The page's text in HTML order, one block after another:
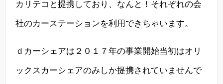
カリテコと提携しており、なんと！それぞれの会
社のカーステーションを利用できちゃいます。
ｄカーシェアは２０１７年の事業開始当初はオリ
ックスカーシェアのみしか提携されていませんで